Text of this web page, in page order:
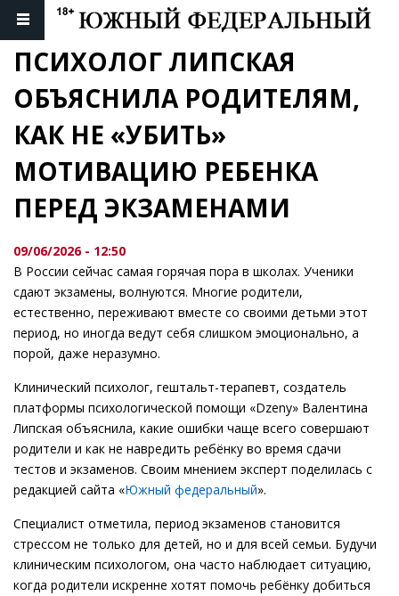
ПСИХОЛОГ ЛИПСКАЯ
ОБЪЯСНИЛА РОДИТЕЛЯМ,
КАК НЕ «УБИТЬ»
МОТИВАЦИЮ РЕБЕНКА
ПЕРЕД ЭКЗАМЕНАМИ
09/06/2026 - 12:50
В России сейчас самая горячая пора в школах. Ученики
сдают экзамены, волнуются. Многие родители,
естественно, переживают вместе со своими детьми этот
период, но иногда ведут себя слишком эмоционально, а
порой, даже неразумно.
Клинический психолог, гештальт-терапевт, создатель
платформы психологической помощи «Dzeny» Валентина
Липская объяснила, какие ошибки чаще всего совершают
родители и как не навредить ребёнку во время сдачи
тестов и экзаменов. Своим мнением эксперт поделилась с
редакцией сайта «Южный федеральный».
Специалист отметила, период экзаменов становится
стрессом не только для детей, но и для всей семьи. Будучи
клиническим психологом, она часто наблюдает ситуацию,
когда родители искренне хотят помочь ребёнку добиться